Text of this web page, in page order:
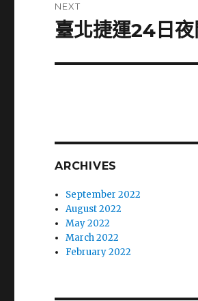
NEXT
Next
臺北捷運24日
ARCHIVES
September 2022
August 2022
May 2022
March 2022
February 2022